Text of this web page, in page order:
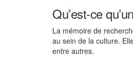
Qu’est-ce
La mémoire de
au sein de la culture.
entre autres.